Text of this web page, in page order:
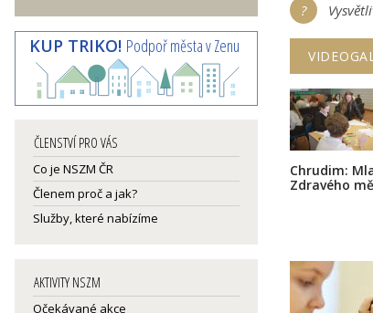
KUP TRIKO! Podpoř města v Zenu
ČLENSTVÍ PRO VÁS
Co je NSZM ČR
Členem proč a jak?
Služby, které nabízíme
AKTIVITY NSZM
Očekávané akce
Chrudim:
Zdravého